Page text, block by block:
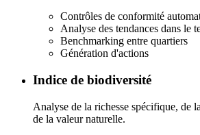
Contrôles de conformité
Analyse des tendances dans le
Benchmarking entre quartiers
Génération d'actions
Indice de biodiversité
Analyse de la richesse spécifique, de
de la valeur naturelle.